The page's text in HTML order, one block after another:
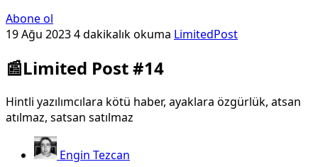
Abone ol
19 Ağu 20234 dakikalık okuma LimitedPost
📰Limited Post #14
Hintli yazılımcılara kötü haber, ayaklara özgürlük, atsan
atılmaz, satsan satılmaz
Engin Tezcan